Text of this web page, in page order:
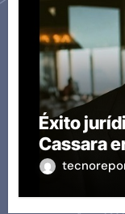
Éxito
Cassara